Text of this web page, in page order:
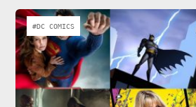
#DC COMICS